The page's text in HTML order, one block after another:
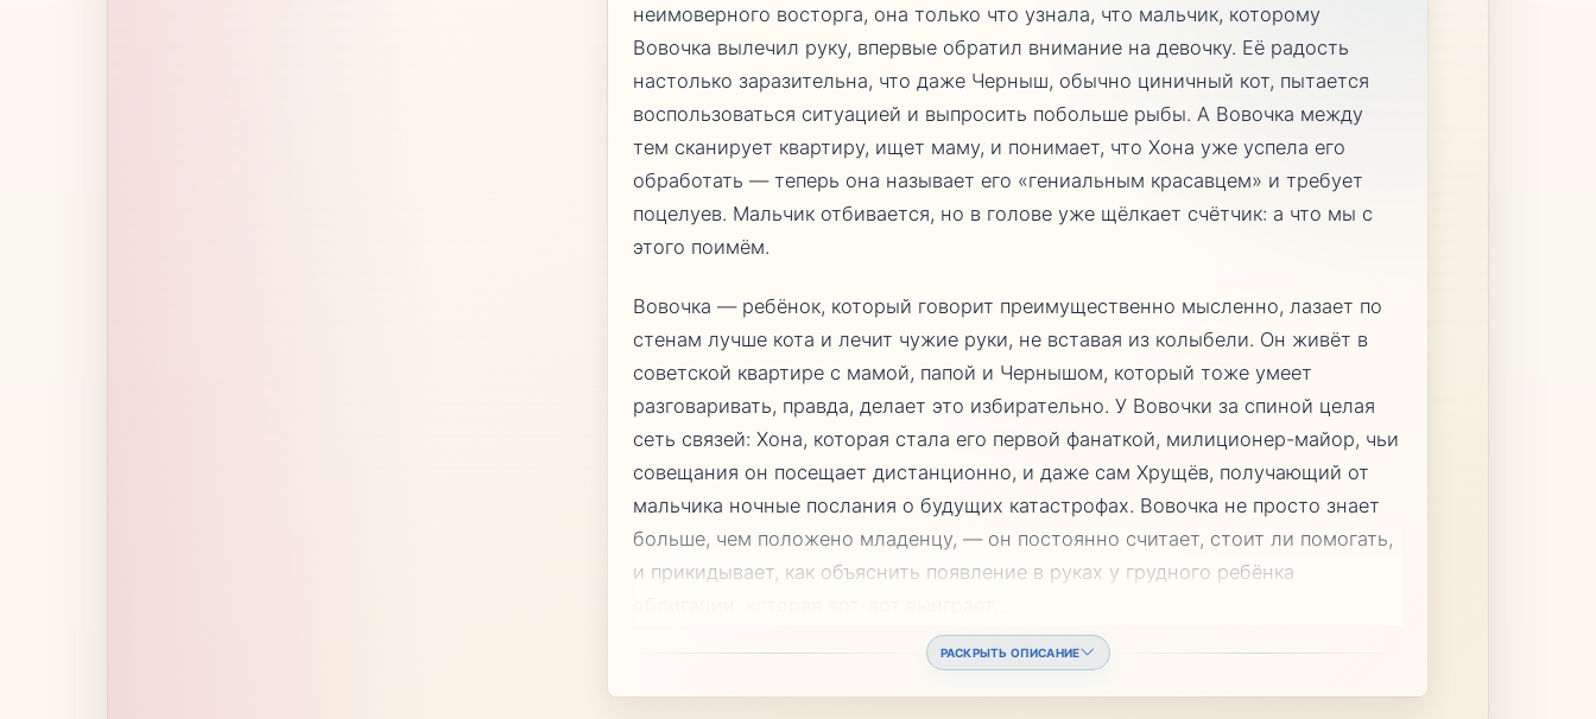
неимоверного восторга, она только что узнала, что мальчик, которому
Вовочка вылечил руку, впервые обратил внимание на девочку. Её радость
настолько заразительна, что даже Черныш, обычно циничный кот, пытается
воспользоваться ситуацией и выпросить побольше рыбы. А Вовочка между
тем сканирует квартиру, ищет маму, и понимает, что Хона уже успела его
обработать — теперь она называет его «гениальным красавцем» и требует
поцелуев. Мальчик отбивается, но в голове уже щёлкает счётчик: а что мы с
этого поимём.
Вовочка — ребёнок, который говорит преимущественно мысленно, лазает по
стенам лучше кота и лечит чужие руки, не вставая из колыбели. Он живёт в
советской квартире с мамой, папой и Чернышом, который тоже умеет
разговаривать, правда, делает это избирательно. У Вовочки за спиной целая
сеть связей: Хона, которая стала его первой фанаткой, милиционер-майор, чьи
совещания он посещает дистанционно, и даже сам Хрущёв, получающий от
мальчика ночные послания о будущих катастрофах. Вовочка не просто знает
больше, чем положено младенцу, — он постоянно считает, стоит ли помогать,
и прикидывает, как объяснить появление в руках у грудного ребёнка
РАСКРЫТЬ ОПИСАНИЕ